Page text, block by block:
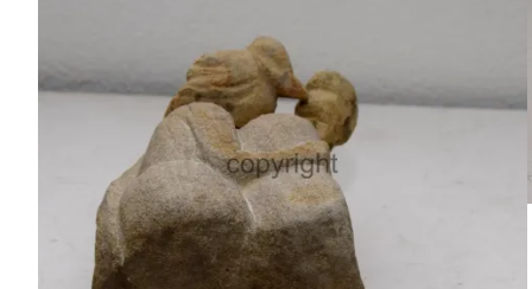
Skulptur, Mein Held, Marmor